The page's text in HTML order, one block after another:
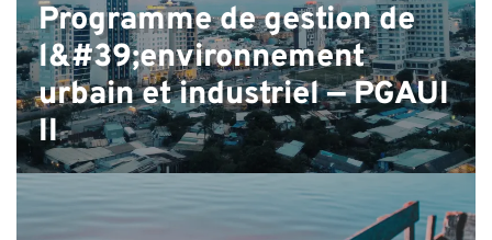
Programme de gestion de
l&#39;environnement
urbain et industriel — PGAUI
II